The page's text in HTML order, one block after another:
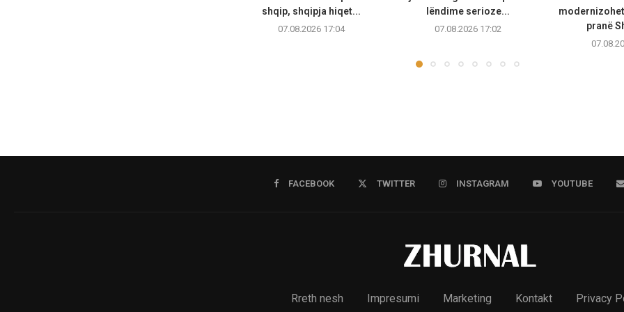
shqip, shqipja hiqet...
07.08.2026 17:04
lëndime serioze...
07.08.2026 17:02
pranë
FACEBOOK TWITTER INSTAGRAM YOUTUBE
Rreth nesh Impresumi Marketing Kontakt Privacy